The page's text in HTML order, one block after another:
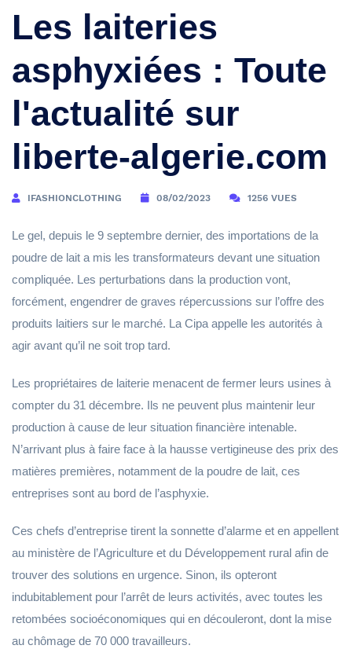
Les laiteries
asphyxiées : Toute
l'actualité sur
liberte-algerie.com
IFASHIONCLOTHING 08/02/2023 1256 VUES
Le gel, depuis le 9 septembre dernier, des importations de la
poudre de lait a mis les transformateurs devant une situation
compliquée. Les perturbations dans la production vont,
forcément, engendrer de graves répercussions sur l’offre des
produits laitiers sur le marché. La Cipa appelle les autorités à
agir avant qu’il ne soit trop tard.
Les propriétaires de laiterie menacent de fermer leurs usines à
compter du 31 décembre. Ils ne peuvent plus maintenir leur
production à cause de leur situation financière intenable.
N’arrivant plus à faire face à la hausse vertigineuse des prix des
matières premières, notamment de la poudre de lait, ces
entreprises sont au bord de l’asphyxie.
Ces chefs d’entreprise tirent la sonnette d’alarme et en appellent
au ministère de l’Agriculture et du Développement rural afin de
trouver des solutions en urgence. Sinon, ils opteront
indubitablement pour l’arrêt de leurs activités, avec toutes les
retombées socioéconomiques qui en découleront, dont la mise
au chômage de 70 000 travailleurs.